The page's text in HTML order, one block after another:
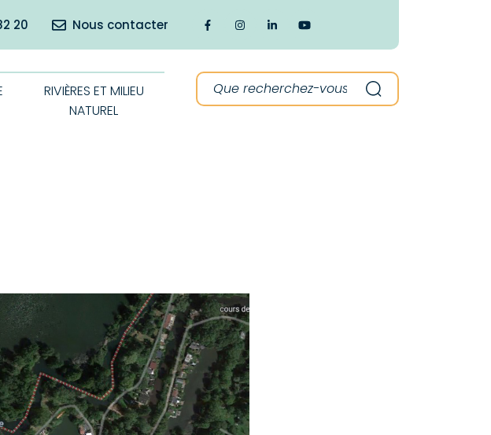
20 Nous contacter Lien vers le compte Facebook
Lien vers le compte Instagram
Lien vers le compte Linkedin
Lien vers la chaîne Youtube
RIVIÈRES ET MILIEU
NATUREL
Recherche :
Recherche